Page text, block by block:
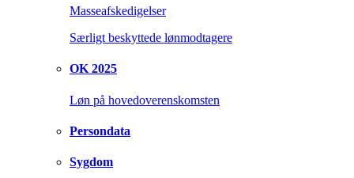
Masseafskedigelser
Særligt beskyttede lønmodtagere
OK 2025
Løn på hovedoverenskomsten
Persondata
Sygdom